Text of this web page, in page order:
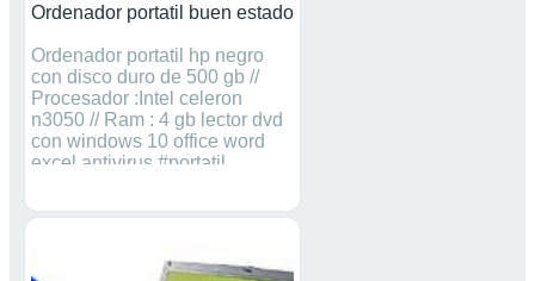
Ordenador portatil buen estado
Ordenador portatil hp negro
con disco duro de 500 gb //
Procesador :Intel celeron
n3050 // Ram : 4 gb lector dvd
con windows 10 office word
excel antivirus #portatil